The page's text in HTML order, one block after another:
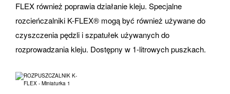
FLEX również poprawia działanie kleju. Specjalne
rozcieńczalniki K-FLEX® mogą być również używane do
czyszczenia pędzli i szpatułek używanych do
rozprowadzania kleju. Dostępny w 1-litrowych puszkach.